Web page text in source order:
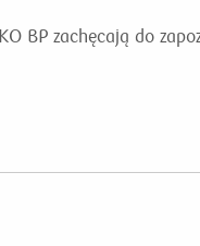
BP zachęcają do